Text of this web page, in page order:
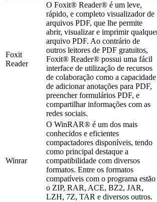
Foxit
Reader
O Foxit® Reader® é um leve,
rápido, e completo visualizador de
arquivos PDF, que lhe permite
abrir, visualizar e imprimir
arquivo PDF. Ao contrário de
outros leitores de PDF gratuitos,
Foxit® Reader® possui uma fácil
interface de utilização de recursos
de colaboração como a capacidade
de adicionar anotações para PDF,
preencher formulários PDF, e
compartilhar informações com as
redes sociais.
Winrar
O WinRAR® é um dos mais
conhecidos e eficientes
compactadores disponíveis, tendo
como principal destaque a
compatibilidade com diversos
formatos. Entre os formatos
compatíveis com o programa estão
o ZIP, RAR, ACE, BZ2, JAR,
LZH, 7Z, TAR e diversos outros.